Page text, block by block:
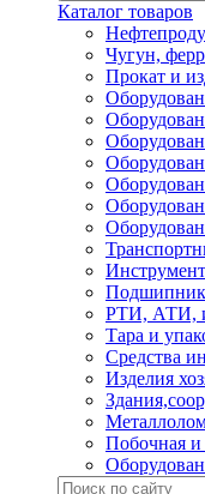
Каталог товаров
Чугун,
Прокат и
РТИ, АТИ,
Тара и
Средства
Изделия
Побочная и